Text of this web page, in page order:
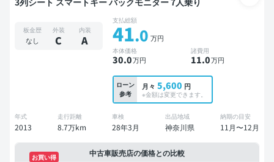
板金歴
なし
外装
C
内装
A
支払総額
41.0 万円
本体価格
30.0万円
諸費用
11.0万円
ローン
参考
月々 5,600 円
※金額は変更できます。
年式
2013
走行距離
8.7万km
車検
28年3月
出品地域
神奈川県
納期の目安
11月〜12月
中古車販売店の価格との比較
お買い得